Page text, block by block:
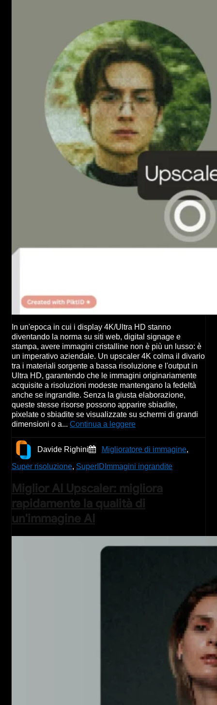
In un'epoca in cui i display 4K/Ultra HD stanno
diventando la norma su siti web, digital signage e
stampa, avere immagini cristalline non è più un lusso: è
un imperativo aziendale. Un upscaler 4K colma il divario
tra i materiali sorgente a bassa risoluzione e l'output in
Ultra HD, garantendo che le immagini originariamente
acquisite a risoluzioni modeste mantengano la fedeltà
anche se ingrandite. Senza la giusta elaborazione,
queste stesse risorse possono apparire sbiadite,
pixelate o sbiadite se visualizzate su schermi di grandi
dimensioni o a... Continua a leggere
Davide Righini Miglioratore di immagine,
Super risoluzione, SuperID Immagini ingrandite
Miglior AI Upscaler: migliora
rapidamente la qualità di
un'immagine AI